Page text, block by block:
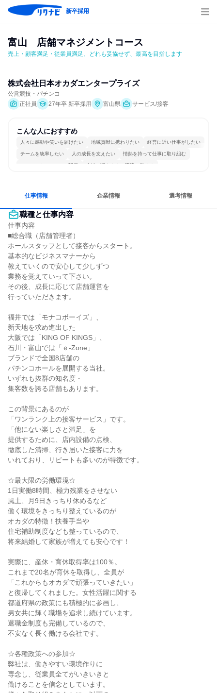
新卒採用
富山　店舗マネジメントコース
売上・顧客満足・従業員満足、どれも妥協せず、最高を目指します
株式会社日本オカダエンタープライズ
公営競技・パチンコ
正社員
27年卒 新卒採用 富山県 サービス/接客
こんな人におすすめ
人々に感動や笑いを届けたい 地域貢献に携わりたい 経営に近い仕事がしたい
チームを統率したい 人の成長を支えたい 情熱を持って仕事に取り組む
コミュニケーションが活発 女性が働きやすい環境で働ける
仕事情報 企業情報 選考情報
職種と仕事内容
仕事内容
■総合職（店舗管理者）
ホールスタッフとして接客からスタート。
基本的なビジネスマナーから
教えていくので安心して少しずつ
業務を覚えていって下さい。
その後、成長に応じて店舗運営を
行っていただきます。
福井では「モナコボーイズ」、
新天地を求め進出した
大阪では「KING OF KINGS」、
石川・富山では「ｅ-Zone」
ブランドで全国8店舗の
パチンコホールを展開する当社。
いずれも抜群の知名度・
集客数を誇る店舗もあります。
この背景にあるのが
「ワンランク上の接客サービス」です。
「他にない楽しさと満足」を
提供するために、店内設備の点検、
徹底した清掃、行き届いた接客に力を
いれており、リピートも多いのが特徴です。
☆最大限の労働環境☆
1日実働8時間、極力残業をさせない
風土、月9日きっちり休めるなど
働く環境をきっちり整えているのが
オカダの特徴！扶養手当や
住宅補助制度なども整っているので、
将来結婚して家族が増えても安心です！
実際に、産休・育休取得率は100％。
これまで20名が育休を取得し、全員が
「これからもオカダで頑張っていきたい」
と復帰してくれました。女性活躍に関する
都道府県の政策にも積極的に参画し、
男女共に輝く職場を追求し続けています。
退職金制度も完備しているので、
不安なく長く働ける会社です。
☆各種政策への参加☆
弊社は、働きやすい環境作りに
専念し、従業員全てがいきいきと
働けることを信念としています。